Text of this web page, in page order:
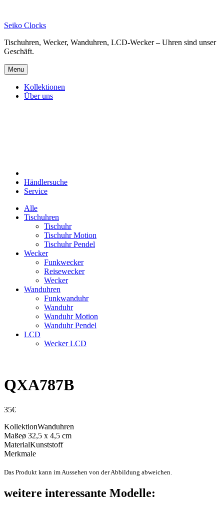
content
Seiko Clocks
Tischuhren, Wecker, Wanduhren, LCD-Wecker – Uhren sind unser
Geschäft.
Menu
Kollektionen
Über uns
Händlersuche
Service
Alle
Tischuhren
Tischuhr
Tischuhr Motion
Tischuhr Pendel
Wecker
Funkwecker
Reisewecker
Wecker
Wanduhren
Funkwanduhr
Wanduhr
Wanduhr Motion
Wanduhr Pendel
LCD
Wecker LCD
QXA787B
35€
KollektionWanduhren
Maßeø 32,5 x 4,5 cm
MaterialKunststoff
Merkmale
Das Produkt kann im Aussehen von der Abbildung abweichen.
weitere interessante Modelle: